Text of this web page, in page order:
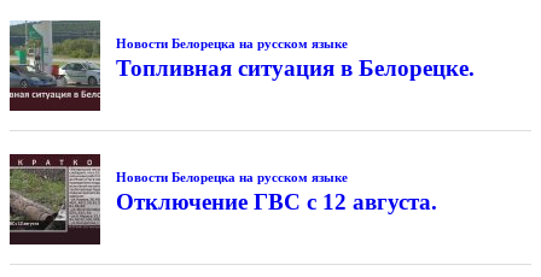
Новости Белорецка на русском языке
Топливная ситуация в Белорецке.
Новости Белорецка на русском языке
Отключение ГВС с 12 августа.